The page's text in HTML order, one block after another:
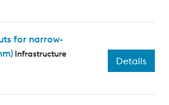
for narrow-
Infrastructure
Details